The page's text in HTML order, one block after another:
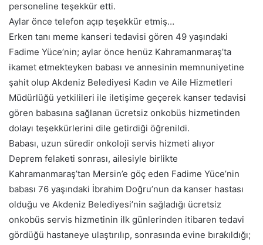
personeline teşekkür etti.
Aylar önce telefon açıp teşekkür etmiş…
Erken tanı meme kanseri tedavisi gören 49 yaşındaki
Fadime Yüce’nin; aylar önce henüz Kahramanmaraş’ta
ikamet etmekteyken babası ve annesinin memnuniyetine
şahit olup Akdeniz Belediyesi Kadın ve Aile Hizmetleri
Müdürlüğü yetkilileri ile iletişime geçerek kanser tedavisi
gören babasına sağlanan ücretsiz onkobüs hizmetinden
dolayı teşekkürlerini dile getirdiği öğrenildi.
Babası, uzun süredir onkoloji servis hizmeti alıyor
Deprem felaketi sonrası, ailesiyle birlikte
Kahramanmaraş’tan Mersin’e göç eden Fadime Yüce’nin
babası 76 yaşındaki İbrahim Doğru’nun da kanser hastası
olduğu ve Akdeniz Belediyesi’nin sağladığı ücretsiz
onkobüs servis hizmetinin ilk günlerinden itibaren tedavi
gördüğü hastaneye ulaştırılıp, sonrasında evine bırakıldığı;